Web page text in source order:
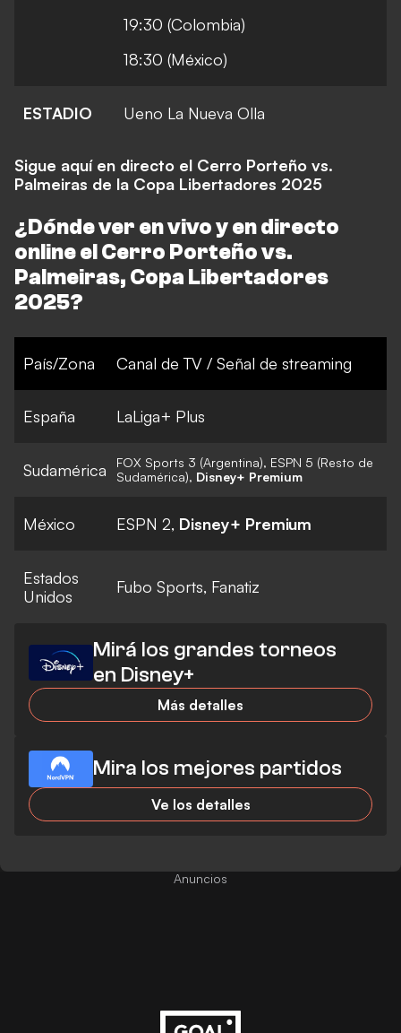
19:30 (Colombia)
18:30 (México)
ESTADIO Ueno La Nueva Olla
Sigue aquí en directo el Cerro Porteño vs.
Palmeiras de la Copa Libertadores 2025
¿Dónde ver en vivo y en directo
online el Cerro Porteño vs.
Palmeiras, Copa Libertadores
2025?
País/Zona Canal de TV / Señal de streaming
España LaLiga+ Plus
Sudamérica
FOX Sports 3 (Argentina), ESPN 5 (Resto de
Sudamérica), Disney+ Premium
México ESPN 2, Disney+ Premium
Estados
Unidos
Fubo Sports, Fanatiz
Mirá los grandes torneos
en Disney+
Más detalles
Mira los mejores partidos
Ve los detalles
Anuncios